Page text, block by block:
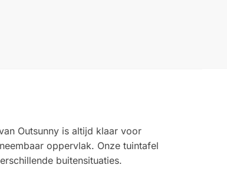
Outsunny is altijd klaar voor
oppervlak. Onze tuintafel
buitensituaties.